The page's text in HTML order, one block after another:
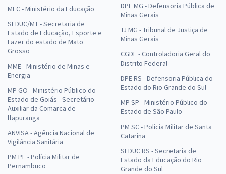
MEC - Ministério da Educação
SEDUC/MT - Secretaria de
Estado de Educação, Esporte e
Lazer do estado de Mato
Grosso
MME - Ministério de Minas e
Energia
MP GO - Ministério Público do
Estado de Goiás - Secretário
Auxiliar da Comarca de
Itapuranga
ANVISA - Agência Nacional de
Vigilância Sanitária
PM PE - Polícia Militar de
Pernambuco
DPE MG - Defensoria Pública de
Minas Gerais
TJ MG - Tribunal de Justiça de
Minas Gerais
CGDF - Controladoria Geral do
Distrito Federal
DPE RS - Defensoria Pública do
Estado do Rio Grande do Sul
MP SP - Ministério Público do
Estado de São Paulo
PM SC - Polícia Militar de Santa
Catarina
SEDUC RS - Secretaria de
Estado da Educação do Rio
Grande do Sul